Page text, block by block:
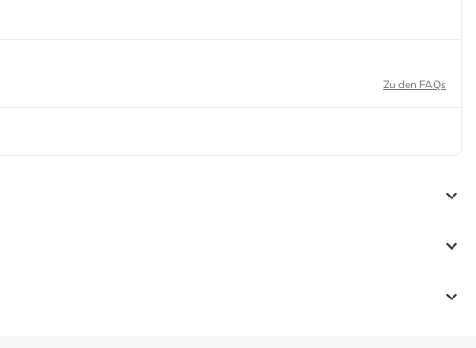
Zu den FAQs